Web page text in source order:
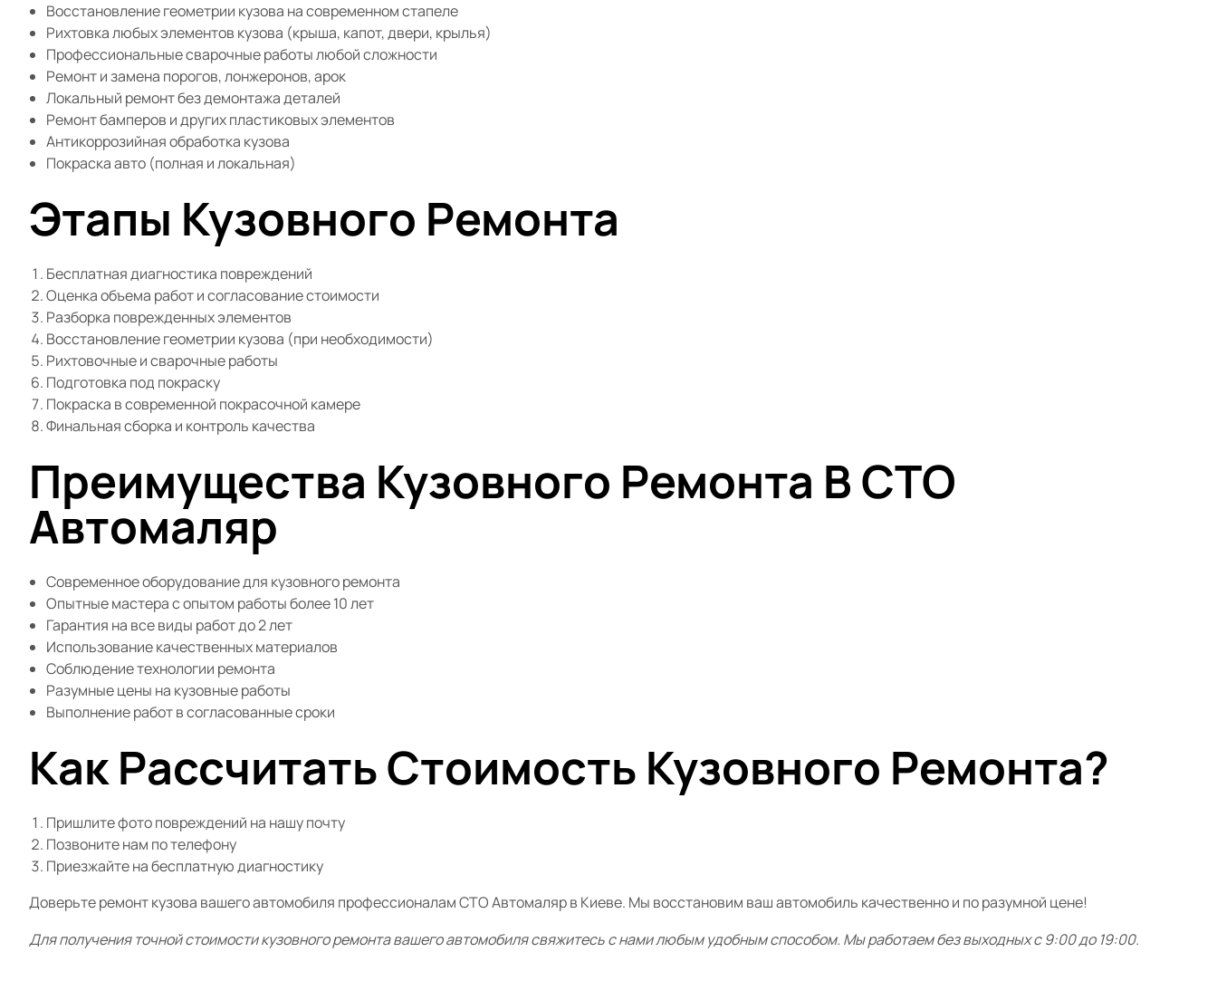
Восстановление геометрии кузова на современном стапеле
Рихтовка любых элементов кузова (крыша, капот, двери, крылья)
Профессиональные сварочные работы любой сложности
Ремонт и замена порогов, лонжеронов, арок
Локальный ремонт без демонтажа деталей
Ремонт бамперов и других пластиковых элементов
Антикоррозийная обработка кузова
Покраска авто (полная и локальная)
Этапы Кузовного Ремонта
Бесплатная диагностика повреждений
Оценка объема работ и согласование стоимости
Разборка поврежденных элементов
Восстановление геометрии кузова (при необходимости)
Рихтовочные и сварочные работы
Подготовка под покраску
Покраска в современной покрасочной камере
Финальная сборка и контроль качества
Преимущества Кузовного Ремонта В СТО
Автомаляр
Современное оборудование для кузовного ремонта
Опытные мастера с опытом работы более 10 лет
Гарантия на все виды работ до 2 лет
Использование качественных материалов
Соблюдение технологии ремонта
Разумные цены на кузовные работы
Выполнение работ в согласованные сроки
Как Рассчитать Стоимость Кузовного Ремонта?
Пришлите фото повреждений на нашу почту
Позвоните нам по телефону
Приезжайте на бесплатную диагностику
Доверьте ремонт кузова вашего автомобиля профессионалам СТО Автомаляр в Киеве. Мы восстановим ваш автомобиль качественно и по разумной цене!
Для получения точной стоимости кузовного ремонта вашего автомобиля свяжитесь с нами любым удобным способом. Мы работаем без выходных с 9:00 до 19:00.